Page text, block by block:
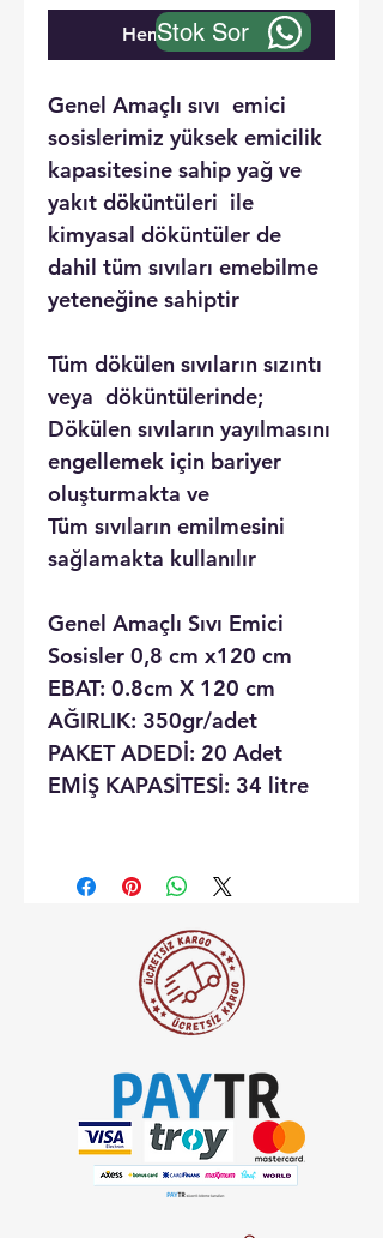
Hemen Satın Al
Genel Amaçlı sıvı emici
sosislerimiz yüksek emicilik
kapasitesine sahip yağ ve
yakıt döküntüleri ile
kimyasal döküntüler de
dahil tüm sıvıları emebilme
yeteneğine sahiptir
Tüm dökülen sıvıların sızıntı
veya döküntülerinde;
Dökülen sıvıların yayılmasını
engellemek için bariyer
oluşturmakta ve
Tüm sıvıların emilmesini
sağlamakta kullanılır
Genel Amaçlı Sıvı Emici
Sosisler 0,8 cm x120 cm
EBAT: 0.8cm X 120 cm
AĞIRLIK: 350gr/adet
PAKET ADEDİ: 20 Adet
EMİŞ KAPASİTESİ: 34 litre
Stok Sor